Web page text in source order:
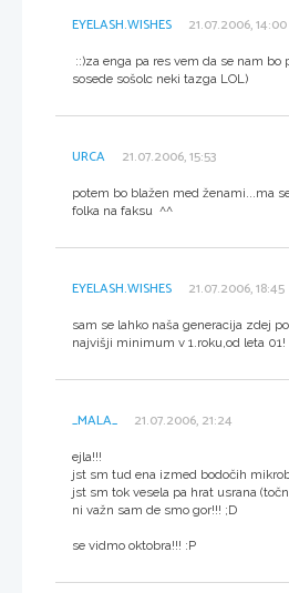
EYELASH.WISHES 21.07.2006, 14:00
::)za enga pa res vem da se nam bo
sosede sošolc neki tazga LOL)
URCA 21.07.2006, 15:53
potem bo blažen med ženami...ma
folka na faksu ^^
EYELASH.WISHES 21.07.2006, 18:45
sam se lahko naša generacija zdej
najvišji minimum v 1.roku,od leta 01!
_MALA_ 21.07.2006, 21:24
ejla!!!
jst sm tud ena izmed bodočih
jst sm tok vesela pa hrat usrana
ni važn sam de smo gor!!! ;D
se vidmo oktobra!!! :P